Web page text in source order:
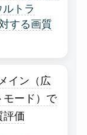
トラ
する画質
イン（広
モード）で
評価